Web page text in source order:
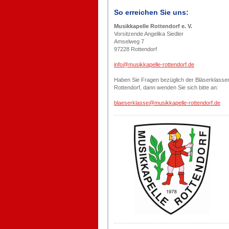
So erreichen Sie uns:
Musikkapelle Rottendorf e. V.
Vorsitzende Angelika Siedler
Amselweg 7
97228 Rottendorf
info@musikkapelle-rottendorf.de
Haben Sie Fragen bezüglich der
Rottendorf, dann wenden Sie sich bitte an:
blaeserklasse@musikkapelle-rottendorf.de